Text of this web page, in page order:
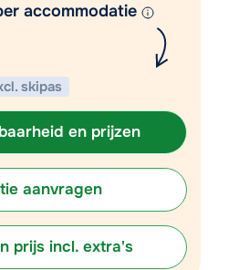
accommodatie
skipas
en prijzen
aanvragen
prijs incl. extra's